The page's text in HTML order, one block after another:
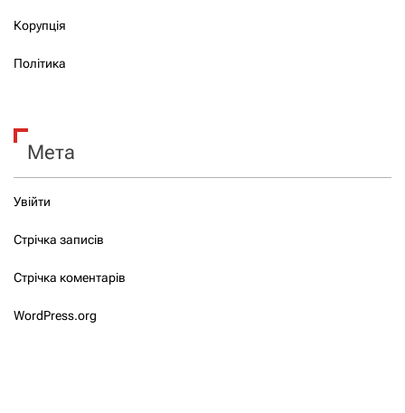
Корупція
Політика
Мета
Увійти
Стрічка записів
Стрічка коментарів
WordPress.org